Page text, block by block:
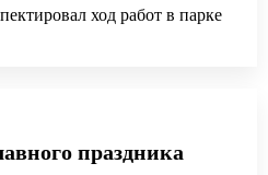
ход работ в парке
праздника